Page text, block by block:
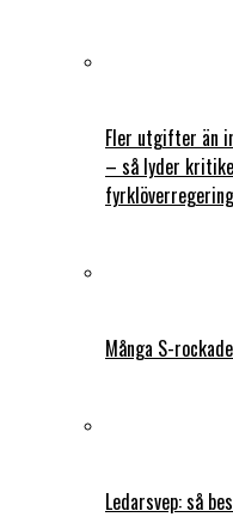
Fler utgifter än
– så lyder
Många S-
Ledarsvep: så